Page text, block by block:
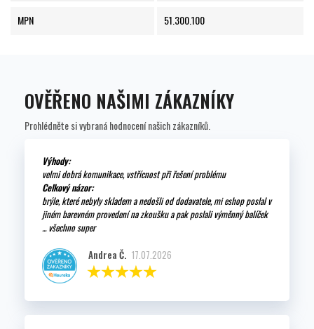
MPN 51.300.100
OVĚŘENO NAŠIMI ZÁKAZNÍKY
Prohlédněte si vybraná hodnocení našich zákazníků.
Výhody:
velmi dobrá komunikace, vstřícnost při řešení problému
Celkový názor:
brýle, které nebyly skladem a nedošli od dodavatele, mi eshop poslal v
jiném barevném provedení na zkoušku a pak poslali výměnný balíček
... všechno super
Andrea Č. 17.07.2026